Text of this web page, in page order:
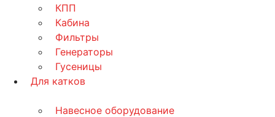
КПП
Кабина
Фильтры
Генераторы
Гусеницы
Для катков
Навесное оборудование